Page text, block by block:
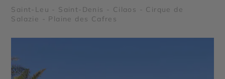
Saint-Leu - Saint-Denis - Cilaos - Cirque de
Salazie - Plaine des Cafres